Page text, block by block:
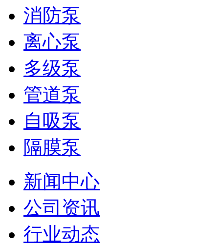
消防泵
离心泵
多级泵
管道泵
自吸泵
隔膜泵
新闻中心
公司资讯
行业动态